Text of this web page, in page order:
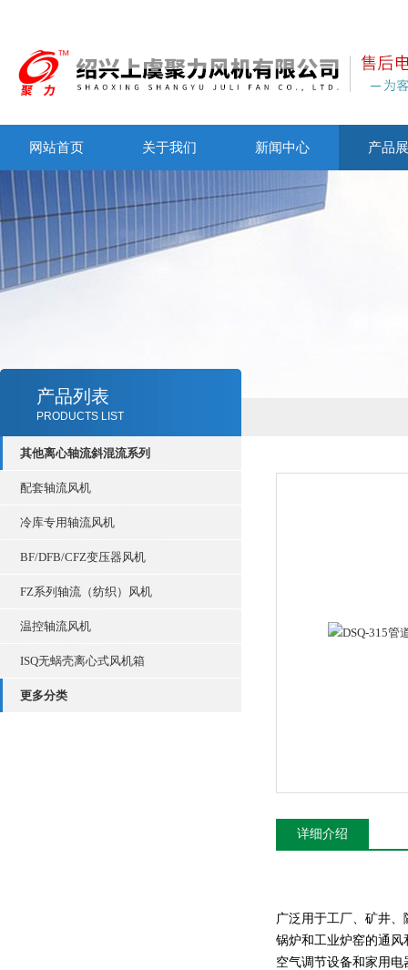
网站首页 关于我们 新闻中心 产品
产品列表
PRODUCTS LIST
其他离心轴流斜混流系列
配套轴流风机
冷库专用轴流风机
BF/DFB/CFZ变压器风机
FZ系列轴流（纺织）风机
温控轴流风机
ISQ无蜗壳离心式风机箱
更多分类
详细介绍
广泛用于工厂、矿井
锅炉和工业炉窑的通风
空气调节设备和家用